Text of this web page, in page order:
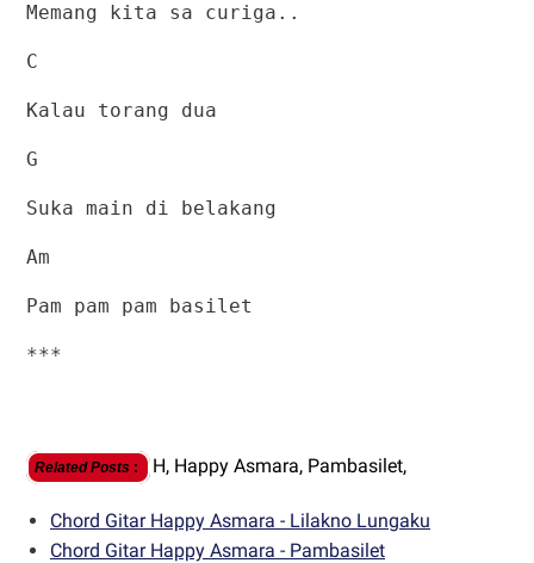
Memang kita sa curiga..
C
Kalau torang dua
G
Suka main di belakang
Am
Pam pam pam basilet
***
Related Posts : H, Happy Asmara, Pambasilet,
Chord Gitar Happy Asmara - Lilakno Lungaku
Chord Gitar Happy Asmara - Pambasilet